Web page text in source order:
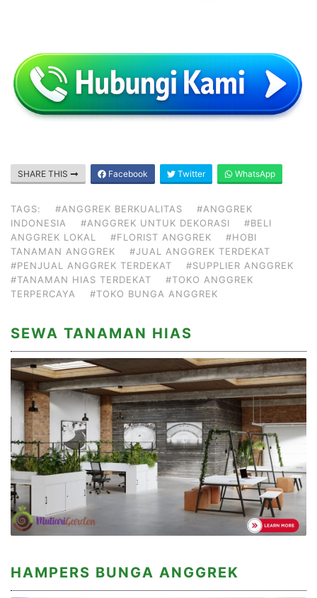
SHARE THIS Facebook Twitter WhatsApp
TAGS: #ANGGREK BERKUALITAS
#ANGGREK
INDONESIA
#ANGGREK UNTUK DEKORASI
#BELI
ANGGREK LOKAL
#FLORIST ANGGREK
#HOBI
TANAMAN ANGGREK
#JUAL ANGGREK TERDEKAT
#PENJUAL ANGGREK TERDEKAT
#SUPPLIER ANGGREK
#TANAMAN HIAS TERDEKAT
#TOKO ANGGREK
TERPERCAYA
#TOKO BUNGA ANGGREK
SEWA TANAMAN HIAS
HAMPERS BUNGA ANGGREK